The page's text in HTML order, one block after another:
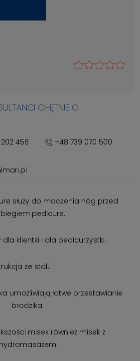
CHĘTNIE CI
456 +48 739 070 500
służy do moczenia nóg przed
pedicure.
klientki i dla pedicurzystki.
ze stali.
umożliwiają łatwe przestawianie
brodzika.
misek również misek z
hydromasażem.